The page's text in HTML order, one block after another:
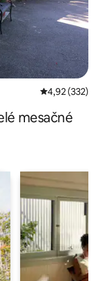
Priemerné
4,92 (332)
mesačné